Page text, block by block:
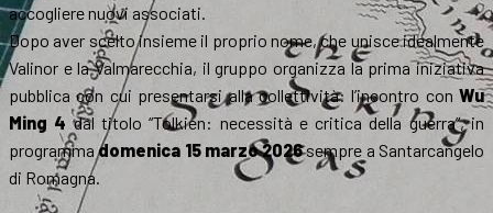
accogliere nuovi associati.
Dopo aver scelto insieme il proprio nome, che unisce idealmente
Valinor e la Valmarecchia, il gruppo organizza la prima iniziativa
pubblica con cui presentarsi alla collettività: l’incontro con Wu
Ming 4 dal titolo “Tolkien: necessità e critica della guerra”, in
programmadomenica 15 marzo 2026sempre a Santarcangelo
di Romagna.